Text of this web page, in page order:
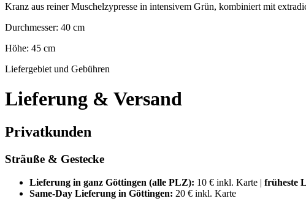
Kranz aus reiner Muschelzypresse in intensivem Grün, kombiniert mit
Durchmesser: 40 cm
Höhe: 45 cm
Liefergebiet und Gebühren
Lieferung & Versand
Privatkunden
Sträuße & Gestecke
Lieferung in ganz Göttingen (alle PLZ): 10 € inkl. Karte | früheste
Same-Day Lieferung in Göttingen: 20 € inkl. Karte